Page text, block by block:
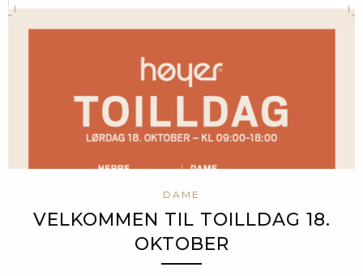
DAME
VELKOMMEN TIL TOILLDAG 18.
OKTOBER